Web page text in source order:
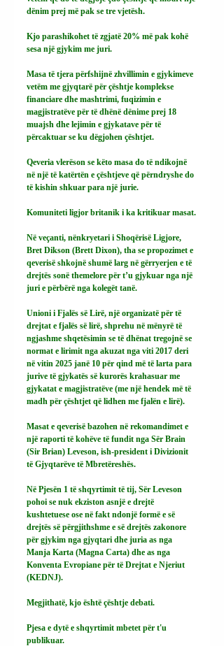
dënim prej më pak se tre vjetësh.
Kjo parashikohet të zgjatë 20% më pak kohë
sesa një gjykim me juri.
Masa të tjera përfshijnë zhvillimin e gjykimeve
vetëm me gjyqtarë për çështje komplekse
financiare dhe mashtrimi, fuqizimin e
magjistratëve për të dhënë dënime prej 18
muajsh dhe lejimin e gjykatave për të
përcaktuar se ku dëgjohen çështjet.
Qeveria vlerëson se këto masa do të ndikojnë
në një të katërtën e çështjeve që përndryshe do
të kishin shkuar para një jurie.
Komuniteti ligjor britanik i ka kritikuar masat.
Në veçanti, nënkryetari i Shoqërisë Ligjore,
Bret Dikson (Brett Dixon), tha se propozimet e
qeverisë shkojnë shumë larg në gërryerjen e të
drejtës sonë themelore për t’u gjykuar nga një
juri e përbërë nga kolegët tanë.
Unioni i Fjalës së Lirë, një organizatë për të
drejtat e fjalës së lirë, shprehu në mënyrë të
ngjashme shqetësimin se të dhënat tregojnë se
normat e lirimit nga akuzat nga viti 2017 deri
në vitin 2025 janë 10 për qind më të larta para
jurive të gjykatës së kurorës krahasuar me
gjykatat e magjistratëve (me një hendek më të
madh për çështjet që lidhen me fjalën e lirë).
Masat e qeverisë bazohen në rekomandimet e
një raporti të kohëve të fundit nga Sër Brain
(Sir Brian) Leveson, ish-president i Divizionit
të Gjyqtarëve të Mbretëreshës.
Në Pjesën 1 të shqyrtimit të tij, Sër Leveson
pohoi se nuk ekziston asnjë e drejtë
kushtetuese ose në fakt ndonjë formë e së
drejtës së përgjithshme e së drejtës zakonore
për gjykim nga gjyqtari dhe juria as nga
Manja Karta (Magna Carta) dhe as nga
Konventa Evropiane për të Drejtat e Njeriut
(KEDNJ).
Megjithatë, kjo është çështje debati.
Pjesa e dytë e shqyrtimit mbetet për t'u
publikuar.